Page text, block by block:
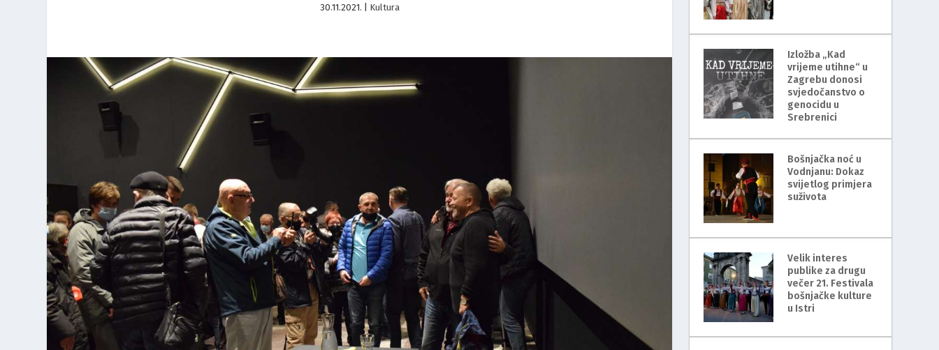
30.11.2021. Kultura
Izložba „Kad
vrijeme utihne“ u
Zagrebu donosi
svjedočanstvo o
genocidu u
Srebrenici
Bošnjačka noć u
Vodnjanu: Dokaz
svijetlog primjera
suživota
Velik interes
publike za drugu
večer 21. Festivala
bošnjačke kulture
u Istri